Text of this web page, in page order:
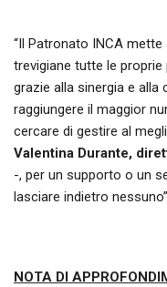
“Il Patronato INCA
trevigiane tutte le
grazie alla sinergia e alla
raggiungere il maggior
cercare di gestire al
Valentina Durante,
-, per un supporto o un
lasciare indietro
NOTA DI